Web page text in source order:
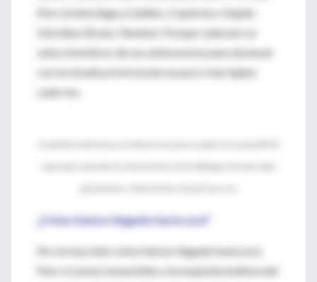
Pero la lista llega a Galileo, Copérnico, Kepler,
Giordano Bruno, Newton. Porque cada uno se
sube a hombros de sus antecesores para alcanzar
con la mirada un horizonte un poco más lejano
cada vez.
¿Cómo hemos llegado hasta acá?
No sé muy bien cómo hemos llegado hasta acá.
Pero si somos insensibles a la exquisita belleza del